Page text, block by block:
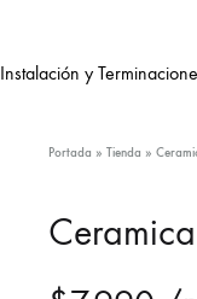
Instalación y
Portada » Tienda »